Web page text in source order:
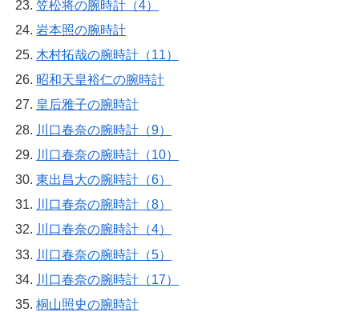
笠松将の腕時計（4）
岩本照の腕時計
木村拓哉の腕時計（11）
昭和天皇裕仁の腕時計
皇后雅子の腕時計
川口春奈の腕時計（9）
川口春奈の腕時計（10）
東出昌大の腕時計（6）
川口春奈の腕時計（8）
川口春奈の腕時計（4）
川口春奈の腕時計（5）
川口春奈の腕時計（17）
桐山照史の腕時計